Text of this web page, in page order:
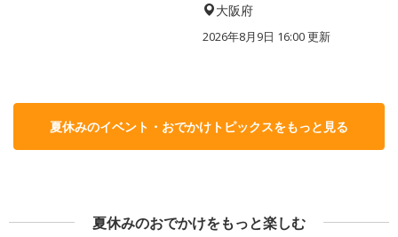
大阪府
2026年8月9日 16:00更新
夏休みのイベント・おでかけトピックスをもっと見る
夏休みのおでかけをもっと楽しむ